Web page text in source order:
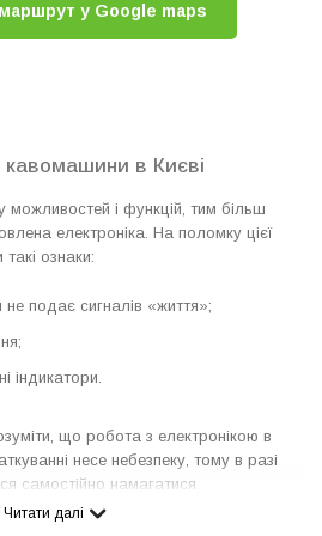
у Google maps
кавомашини в Києві
і функцій, тим більш
​​електроніка. На поломку цієї
ознаки:
подає сигналів «життя»;
індикатори.
що робота з електронікою в
несе небезпеку, тому в разі
самостійно намагатися
подібній ситуації розумніше
Читати далі